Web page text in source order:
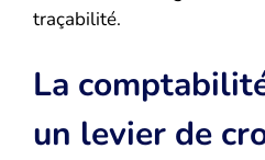
traçabilité.
La
un levier de